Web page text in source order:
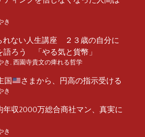
き
れない人生講座 ２３歳の自分に
語ろう 「やる気と貨幣」
き , 西園寺貴文の痺れる哲学
国 さまから、円高の指示受ける
き
年収2000万総合商社マン、真実に
き